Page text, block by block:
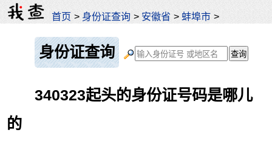
首页 > 身份证查询 > 安徽省 > 蚌埠市 >
身份证查询
340323起头的身份证号码是哪儿
的